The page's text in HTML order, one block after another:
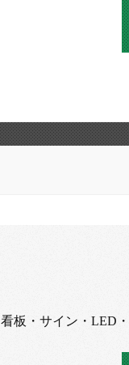
看板・サイン・LED